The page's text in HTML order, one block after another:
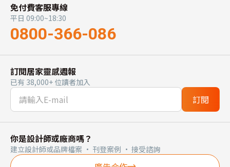
免付費客服專線
平日 09:00~18:30
0800-366-086
訂閱居家靈感週報
已有 38,000+ 位讀者加入
訂閱
你是設計師或廠商嗎？
建立設計師或品牌檔案 · 刊登案例 · 接受諮詢